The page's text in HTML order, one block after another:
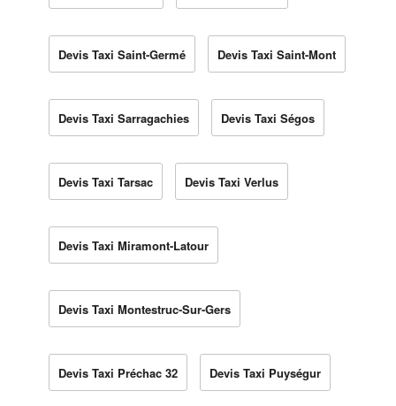
Devis Taxi Saint-Germé Devis Taxi Saint-Mont
Devis Taxi Sarragachies Devis Taxi Ségos
Devis Taxi Tarsac Devis Taxi Verlus
Devis Taxi Miramont-Latour
Devis Taxi Montestruc-Sur-Gers
Devis Taxi Préchac 32 Devis Taxi Puységur